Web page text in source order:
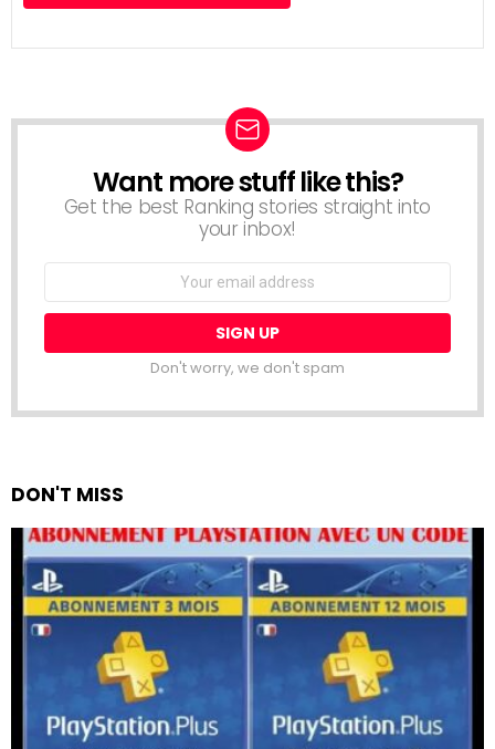
NEWSLETTER
Want more stuff like this?
Get the best Ranking stories straight into
your inbox!
Email
Don't worry, we don't spam
DON'T MISS